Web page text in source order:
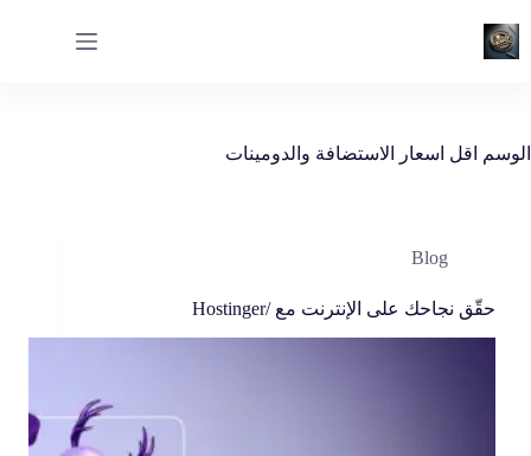
إلى
المحتوى
الوسم اقل اسعار الاستضافة والدومينات
Blog
حقّق نجاحك على الإنترنت مع /Hostinger